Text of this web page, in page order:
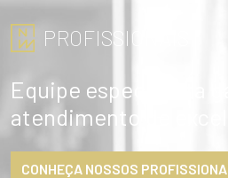
PROFISSIONAIS
Equipe especialista
atendimento de
CONHEÇA NOSSOS